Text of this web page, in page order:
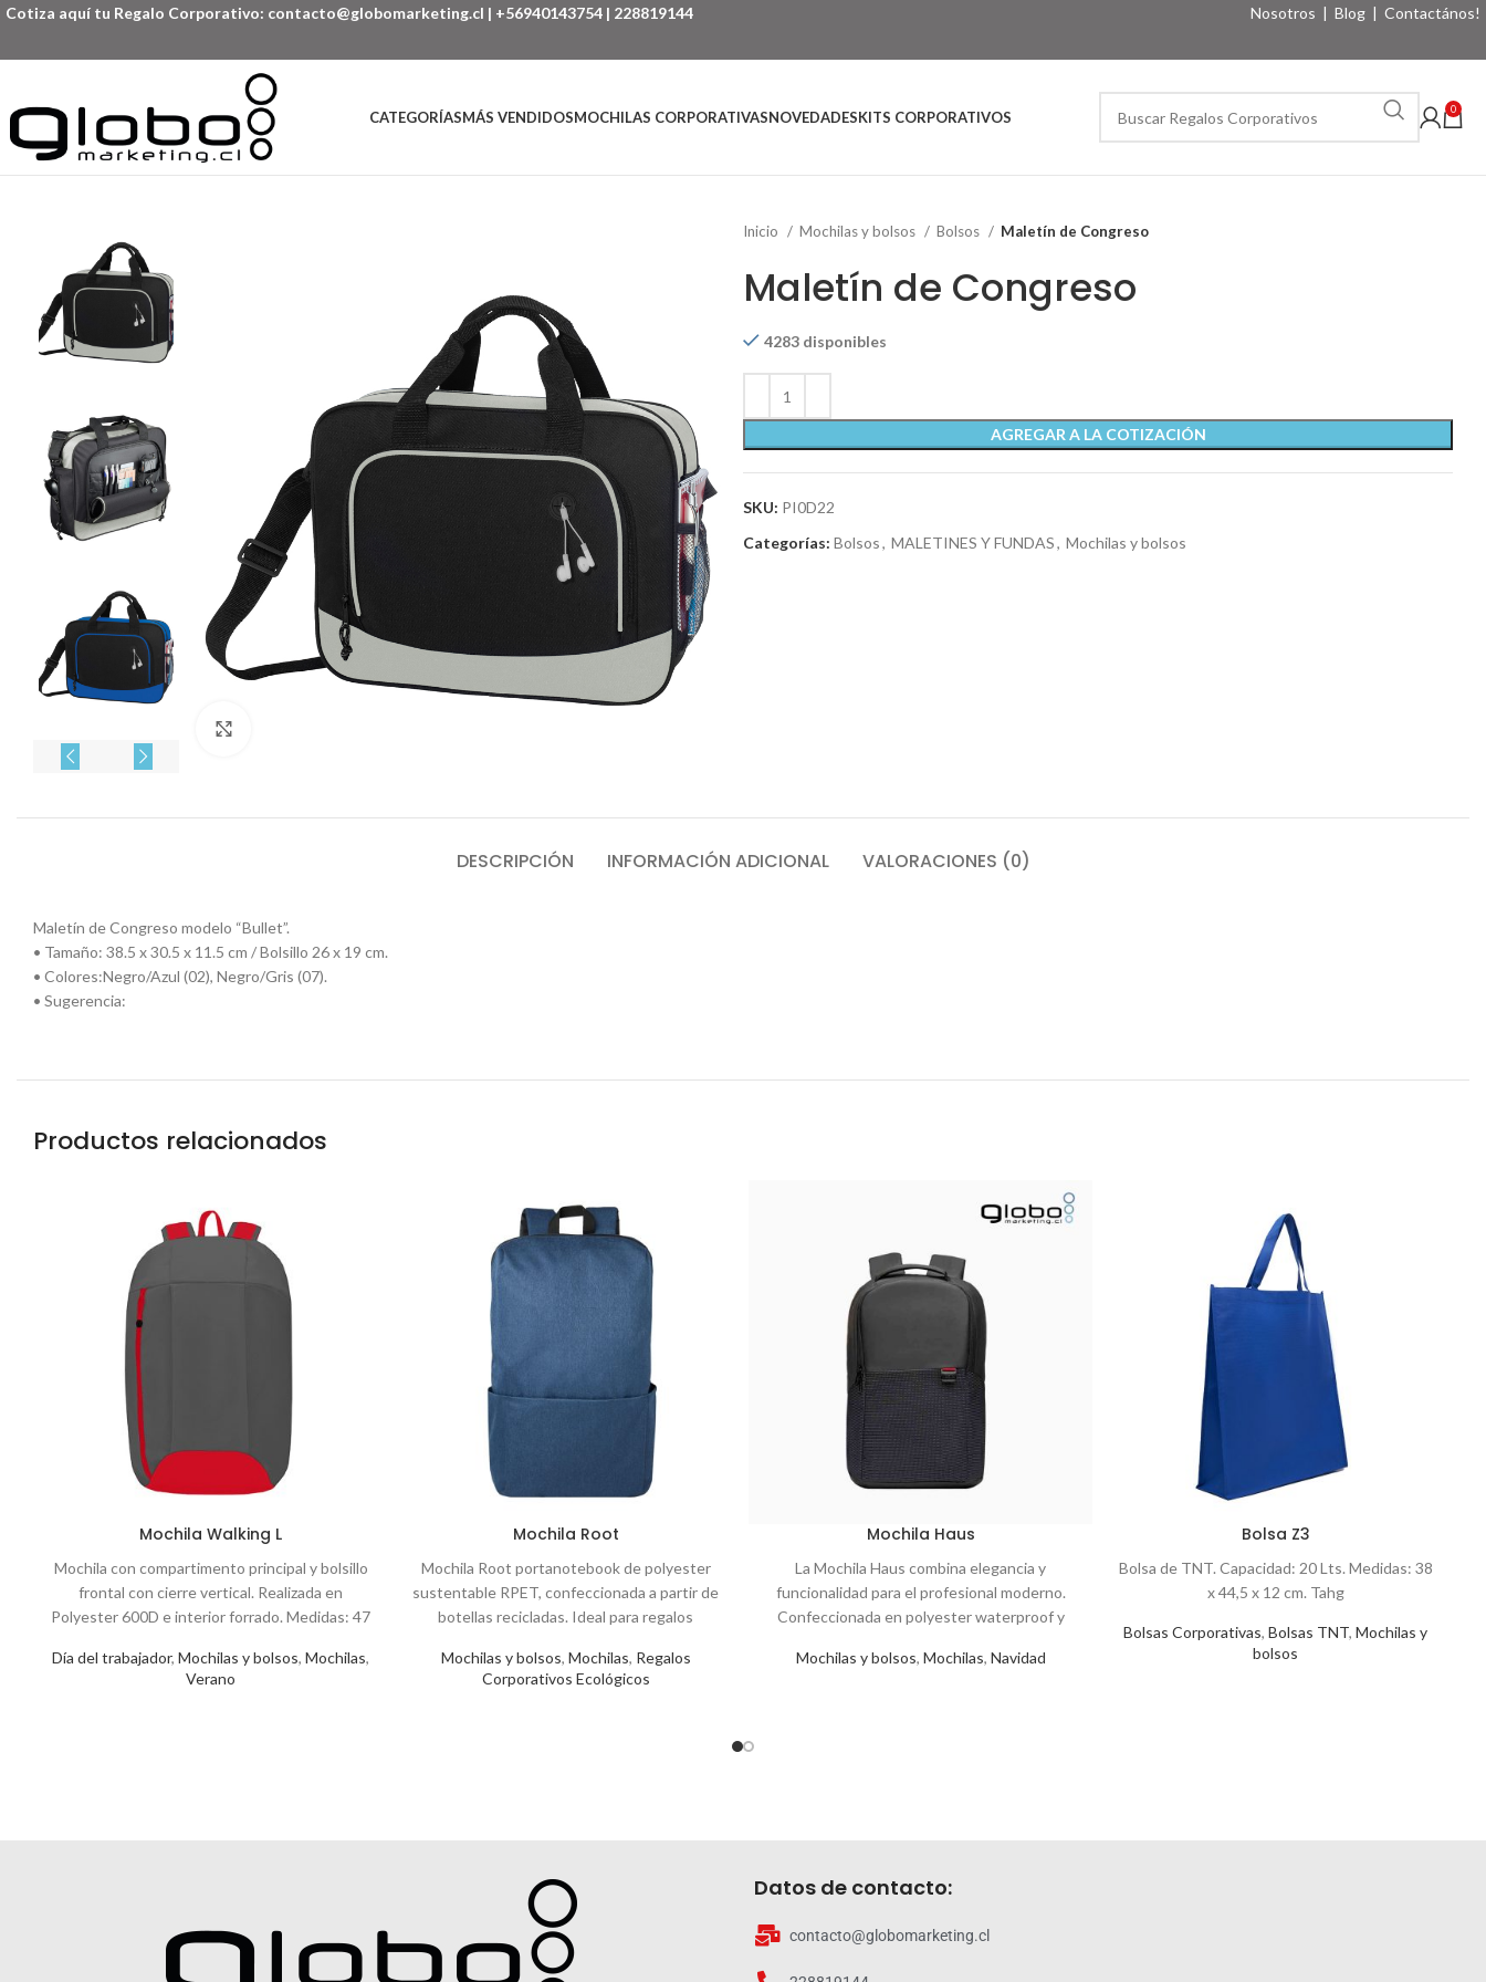
Cotiza aquí tu Regalo Corporativo: contacto@globomarketing.cl | +56940143754 | 228819144 Nosotros | Blog | Contactános!
CATEGORÍASMÁS VENDIDOSMOCHILAS CORPORATIVASNOVEDADESKITS CORPORATIVOS 0
Inicio Mochilas y bolsos Bolsos Maletín de Congreso
Maletín de Congreso
4283 disponibles
AGREGAR A LA COTIZACIÓN
SKU: PI0D22
Categorías: Bolsos, MALETINES Y FUNDAS, Mochilas y bolsos
DESCRIPCIÓN INFORMACIÓN ADICIONAL VALORACIONES (0)
Maletín de Congreso modelo “Bullet”.
• Tamaño: 38.5 x 30.5 x 11.5 cm / Bolsillo 26 x 19 cm.
• Colores:Negro/Azul (02), Negro/Gris (07).
• Sugerencia:
Productos relacionados
Mochila Walking L
Día del trabajador, Mochilas y bolsos, Mochilas,
Verano
Mochila con compartimento principal y bolsillo
frontal con cierre vertical. Realizada en
Polyester 600D e interior forrado. Medidas: 47
Mochila Root
Mochilas y bolsos, Mochilas, Regalos
Corporativos Ecológicos
Mochila Root portanotebook de polyester
sustentable RPET, confeccionada a partir de
botellas recicladas. Ideal para regalos
Mochila Haus
Mochilas y bolsos, Mochilas, Navidad
La Mochila Haus combina elegancia y
funcionalidad para el profesional moderno.
Confeccionada en polyester waterproof y
ofrece compartimentos seguros para
Bolsa Z3
Bolsas Corporativas, Bolsas TNT, Mochilas y
bolsos
Bolsa de TNT. Capacidad: 20 Lts. Medidas: 38
x 44,5 x 12 cm. Tahg
Datos de contacto:
contacto@globomarketing.cl